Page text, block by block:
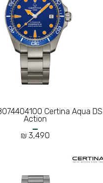
Certina Aqua DS
Action
3,490 ₪